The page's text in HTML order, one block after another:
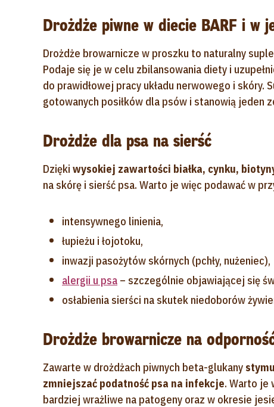
Drożdże piwne w diecie BARF i w
Drożdże browarnicze w proszku to naturalny
Podaje się je w celu zbilansowania diety i
do prawidłowej pracy układu nerwowego i
gotowanych posiłków dla psów i stanowią jeden
Drożdże dla psa na sierść
Dzięki wysokiej zawartości białka, cynku,
na skórę i sierść psa. Warto je więc podawać w
intensywnego linienia,
łupieżu i łojotoku,
inwazji pasożytów skórnych (pchły, nużeniec),
alergii u psa – szczególnie objawiającej się
osłabienia sierści na skutek niedoborów
Drożdże browarnicze na
Zawarte w drożdżach piwnych beta-glukany
zmniejszać podatność psa na infekcje. Warto je
bardziej wrażliwe na patogeny oraz w okresie